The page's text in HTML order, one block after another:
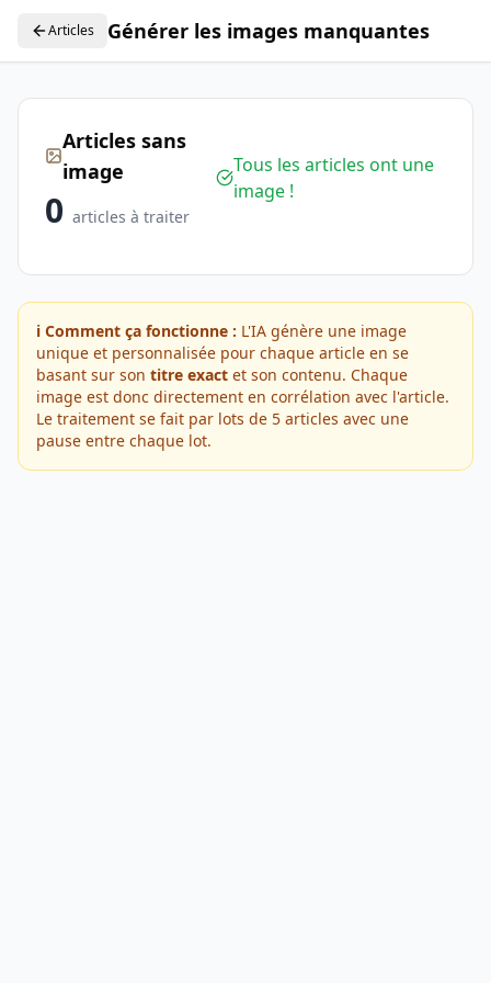
Articles Générer les images manquantes
Articles sans
image
0 articles à traiter
Tous les articles ont une
image !
ℹ️ Comment ça fonctionne : L'IA génère une image
unique et personnalisée pour chaque article en se
basant sur son titre exact et son contenu. Chaque
image est donc directement en corrélation avec l'article.
Le traitement se fait par lots de 5 articles avec une
pause entre chaque lot.